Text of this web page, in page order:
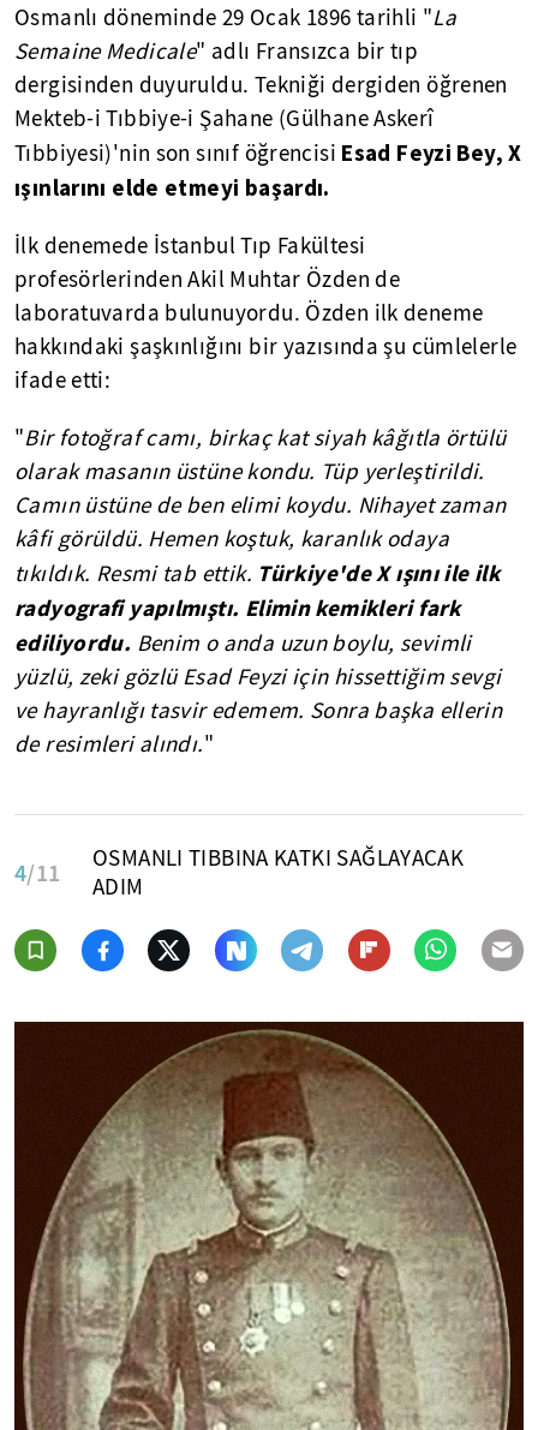
Osmanlı döneminde 29 Ocak 1896 tarihli "La
Semaine Medicale" adlı Fransızca bir tıp
dergisinden duyuruldu. Tekniği dergiden öğrenen
Mekteb-i Tıbbiye-i Şahane (Gülhane Askerî
Tıbbiyesi)'nin son sınıf öğrencisi Esad Feyzi Bey, X
ışınlarını elde etmeyi başardı.
İlk denemede İstanbul Tıp Fakültesi
profesörlerinden Akil Muhtar Özden de
laboratuvarda bulunuyordu. Özden ilk deneme
hakkındaki şaşkınlığını bir yazısında şu cümlelerle
ifade etti:
"Bir fotoğraf camı, birkaç kat siyah kâğıtla örtülü
olarak masanın üstüne kondu. Tüp yerleştirildi.
Camın üstüne de ben elimi koydu. Nihayet zaman
kâfi görüldü. Hemen koştuk, karanlık odaya
tıkıldık. Resmi tab ettik. Türkiye'de X ışını ile ilk
radyografi yapılmıştı. Elimin kemikleri fark
ediliyordu. Benim o anda uzun boylu, sevimli
yüzlü, zeki gözlü Esad Feyzi için hissettiğim sevgi
ve hayranlığı tasvir edemem. Sonra başka ellerin
de resimleri alındı."
4/11
OSMANLI TIBBINA KATKI SAĞLAYACAK
ADIM